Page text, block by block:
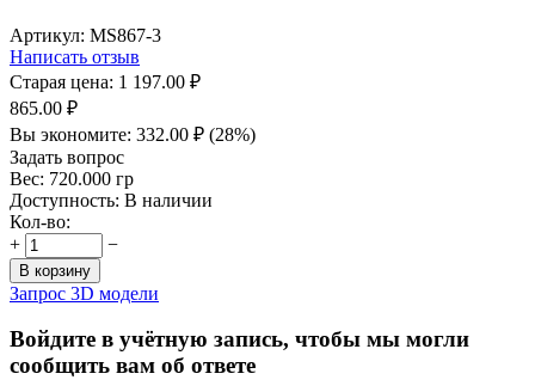
Артикул: MS867-3
Написать отзыв
Старая цена: 1 197.00 ₽
865.00 ₽
Вы экономите: 332.00 ₽ (28%)
Задать вопрос
Вес: 720.000 гр
Доступность: В наличии
Кол-во:
+
−
В корзину
Запрос 3D модели
Войдите в учётную запись, чтобы мы могли
сообщить вам об ответе